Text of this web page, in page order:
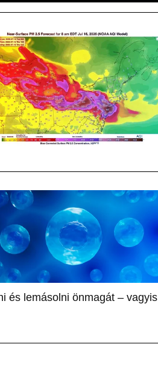
és lemásolni önmagát – vagyis